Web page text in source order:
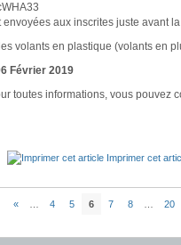
aux inscrites juste avant
volants en plastique (volants en
Février 2019
toutes informations, vous pouvez
Imprimer cet
« 4 5 6 7 8 20